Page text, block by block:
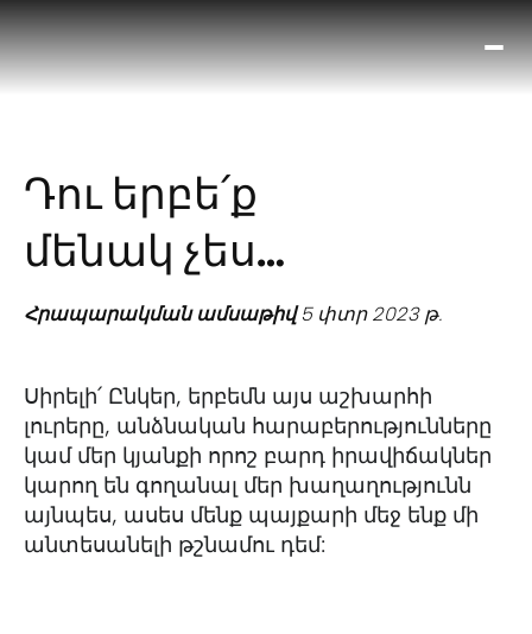
Դու երբե՛ք
մենակ չես…
Հրապարակման ամսաթիվ5 փտր 2023 թ.
Սիրելի՛ Ընկեր, երբեմն այս աշխարհի
լուրերը, անձնական հարաբերությունները
կամ մեր կյանքի որոշ բարդ իրավիճակներ
կարող են գողանալ մեր խաղաղությունն
այնպես, ասես մենք պայքարի մեջ ենք մի
անտեսանելի թշնամու դեմ: